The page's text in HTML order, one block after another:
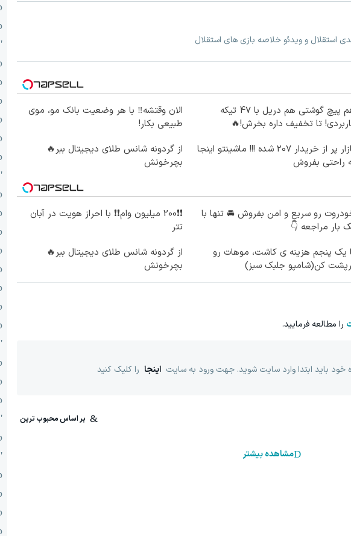
استقلال و ویدئو خلاصه بازی های استقلال
هم پیچ گوشتی هم دریل با 47 تیکه
تا تخفیف داره بخرش!🔥
الان وقتشه‼️ با هر وضعیت بانک مو، موی
طبیعی بکار!
بازار پر از خریدار 207 شده !!! ماشینتو اینجا
راحتی بفروش
از گردونه شانس طلای دیجیتال ببر🔥
بچرخونش
رو سریع و امن بفروش 🚘 تنها با
بار مراجعه 👇
❗❗200 میلیون وام❗❗ با احراز هویت در آبان
تتر
یک پنجم هزینه ی کاشت، موهات رو
کن(شامپو جلبک سبز)
از گردونه شانس طلای دیجیتال ببر🔥
بچرخونش
را مطالعه فرمایید.
خود باید ابتدا وارد سایت شوید. جهت ورود به سایت اینجا را کلیک کنید
مشاهده بیشتر